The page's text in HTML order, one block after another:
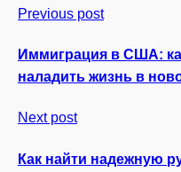
Previous post
Иммиграция в США:
наладить жизнь в
Next post
Как найти надежную